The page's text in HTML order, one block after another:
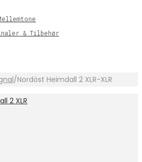
& Tilbehør
/Nordöst Heimdall 2 XLR-XLR